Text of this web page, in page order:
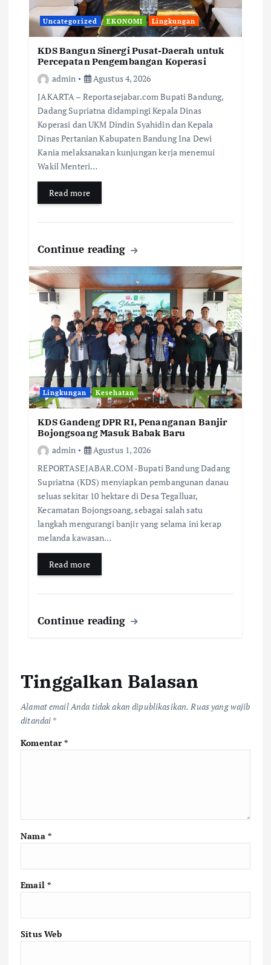
Uncategorized EKONOMI Lingkungan
KDS Bangun Sinergi Pusat-Daerah untuk
Percepatan Pengembangan Koperasi
admin
Agustus 4, 2026
JAKARTA – Reportasejabar.com Bupati Bandung,
Dadang Supriatna didampingi Kepala Dinas
Koperasi dan UKM Dindin Syahidin dan Kepala
Dinas Pertanian Kabupaten Bandung Ina Dewi
Kania melaksanakan kunjungan kerja menemui
Wakil Menteri…
Read more
Continue reading
Lingkungan Kesehatan
KDS Gandeng DPR RI, Penanganan Banjir
Bojongsoang Masuk Babak Baru
admin
Agustus 1, 2026
REPORTASEJABAR.COM -Bupati Bandung Dadang
Supriatna (KDS) menyiapkan pembangunan danau
seluas sekitar 10 hektare di Desa Tegalluar,
Kecamatan Bojongsoang, sebagai salah satu
langkah mengurangi banjir yang selama ini kerap
melanda kawasan…
Read more
Continue reading
Tinggalkan Balasan
Alamat email Anda tidak akan dipublikasikan. Ruas yang wajib
ditandai *
Komentar*
Nama *
Email *
Situs Web